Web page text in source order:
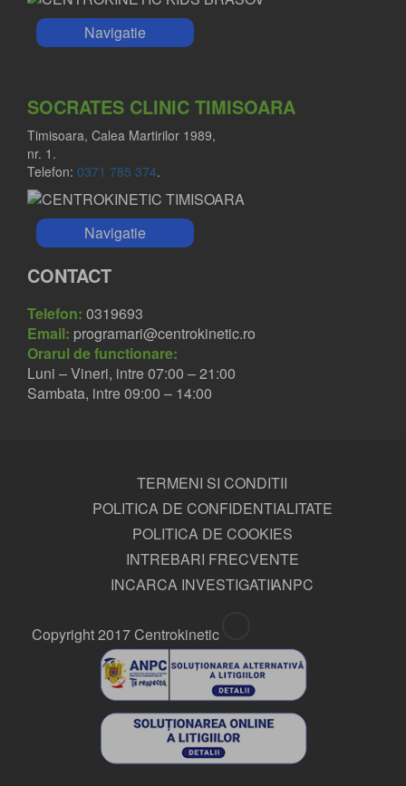
Navigatie
SOCRATES CLINIC TIMISOARA
Timisoara, Calea Martirilor 1989,
nr. 1.
Telefon: 0371 785 374.
Navigatie
CONTACT
Telefon: 0319693
Email: programari@centrokinetic.ro
Orarul de functionare:
Luni – Vineri, intre 07:00 – 21:00
Sambata, intre 09:00 – 14:00
TERMENI SI CONDITII
POLITICA DE CONFIDENTIALITATE
POLITICA DE COOKIES
INTREBARI FRECVENTE
INCARCA INVESTIGATIIANPC
Copyright 2017 Centrokinetic